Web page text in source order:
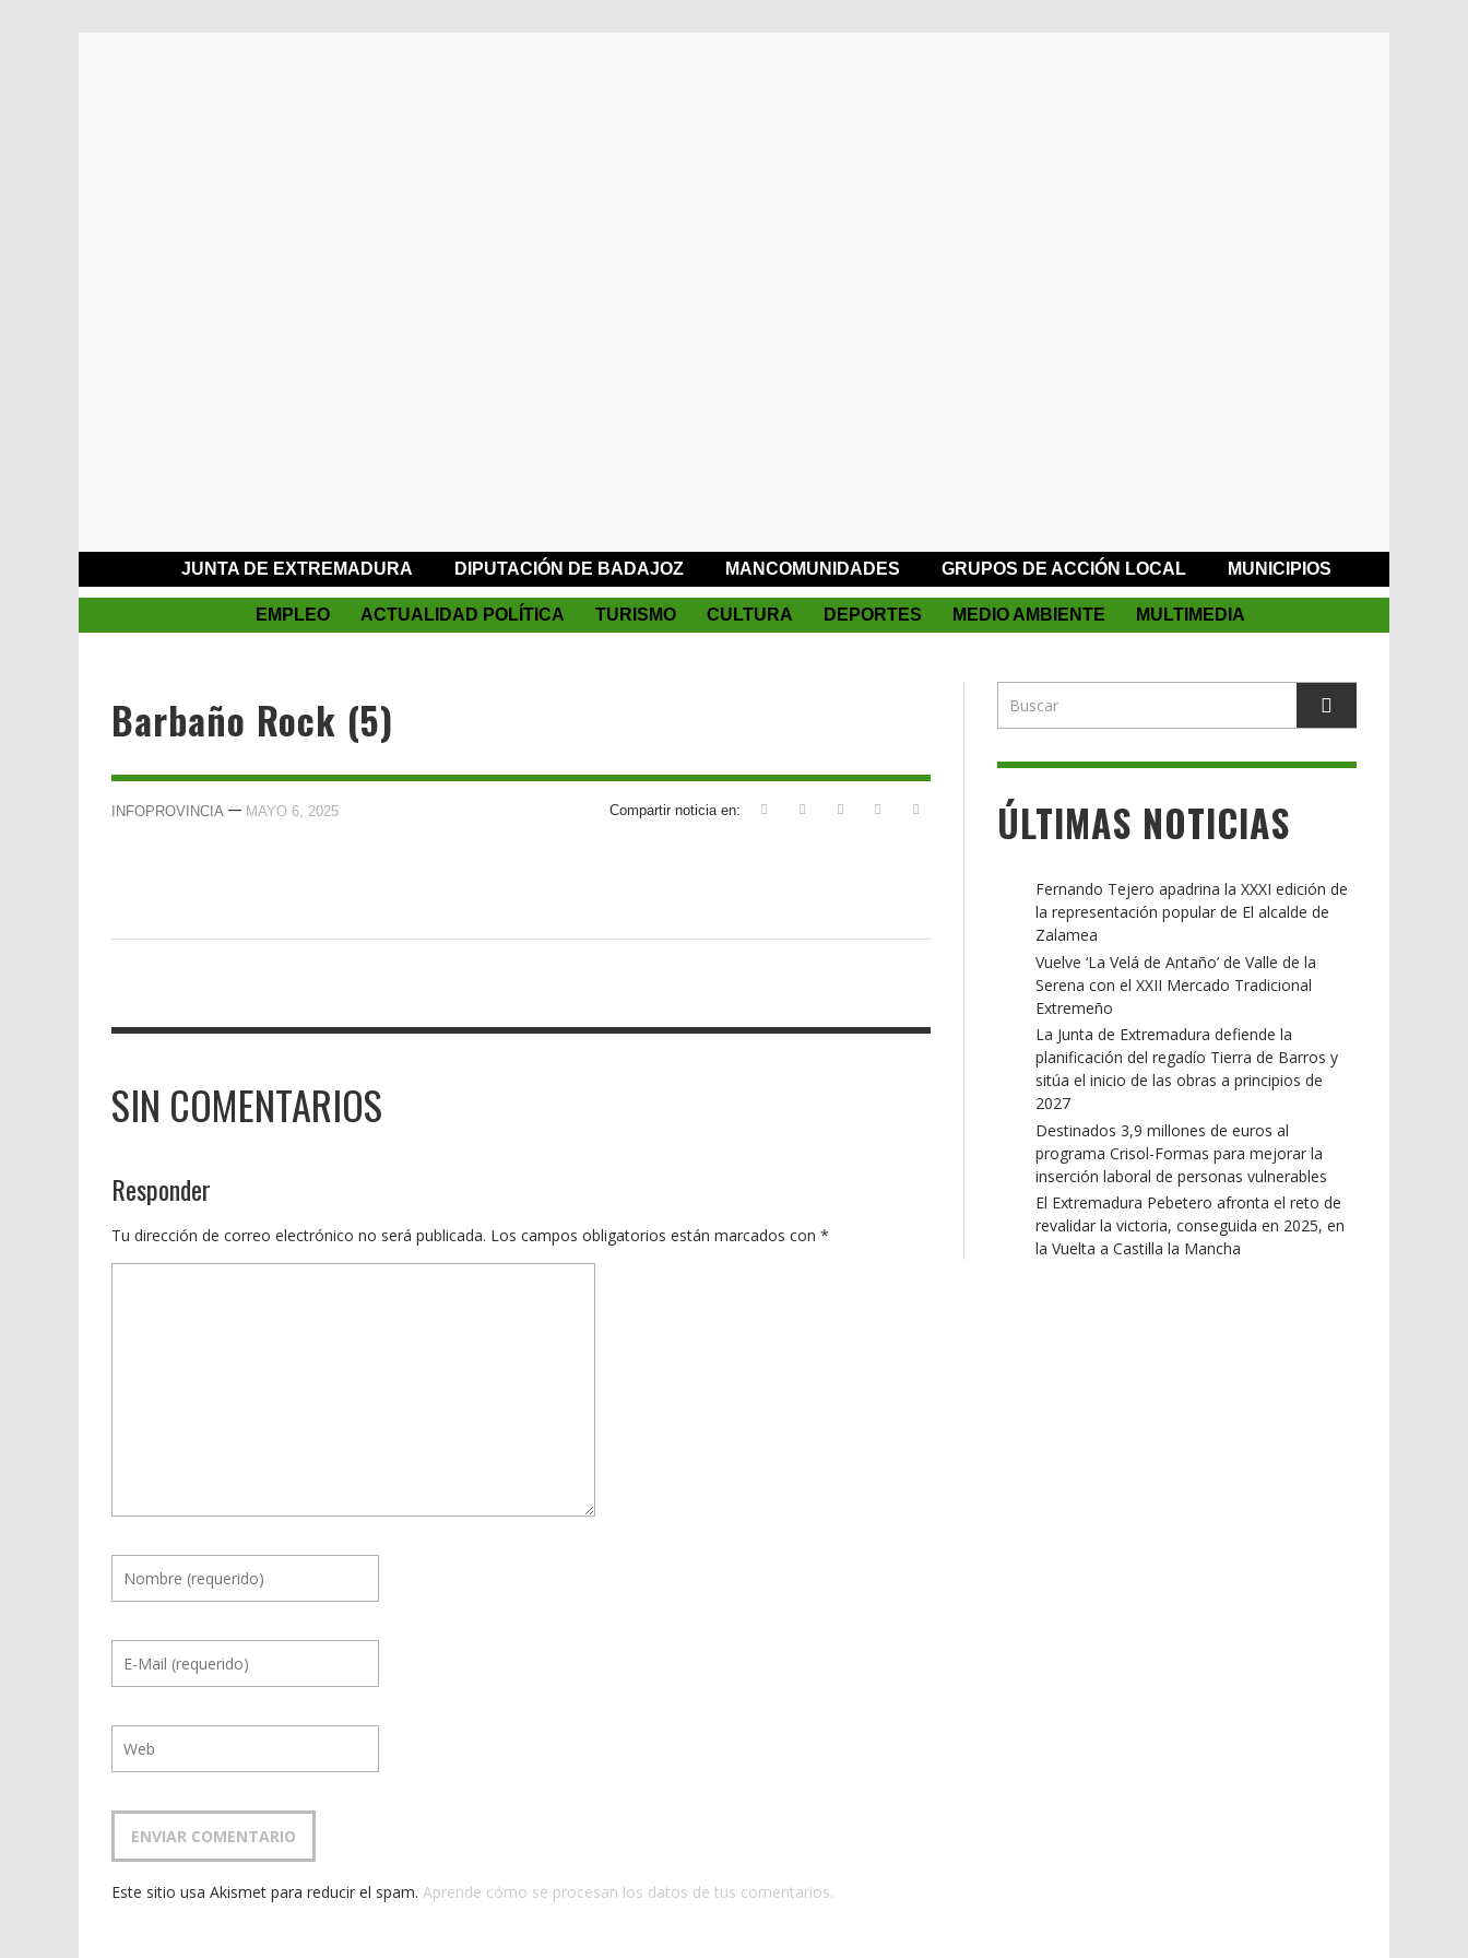
JUNTA DE EXTREMADURA DIPUTACIÓN DE BADAJOZ MANCOMUNIDADES GRUPOS DE ACCIÓN LOCAL MUNICIPIOS
EMPLEO ACTUALIDAD POLÍTICA TURISMO CULTURA DEPORTES MEDIO AMBIENTE MULTIMEDIA
Barbaño Rock (5)
Compartir noticia en:
INFOPROVINCIA — MAYO 6, 2025
SIN COMENTARIOS
Responder
Tu dirección de correo electrónico no será publicada. Los campos obligatorios están marcados con *
Este sitio usa Akismet para reducir el spam. Aprende cómo se procesan los datos de tus comentarios.
ÚLTIMAS NOTICIAS
Fernando Tejero apadrina la XXXI edición de
la representación popular de El alcalde de
Zalamea
Vuelve ‘La Velá de Antaño’ de Valle de la
Serena con el XXII Mercado Tradicional
Extremeño
La Junta de Extremadura defiende la
planificación del regadío Tierra de Barros y
sitúa el inicio de las obras a principios de
2027
Destinados 3,9 millones de euros al
programa Crisol-Formas para mejorar la
inserción laboral de personas vulnerables
El Extremadura Pebetero afronta el reto de
revalidar la victoria, conseguida en 2025, en
la Vuelta a Castilla la Mancha